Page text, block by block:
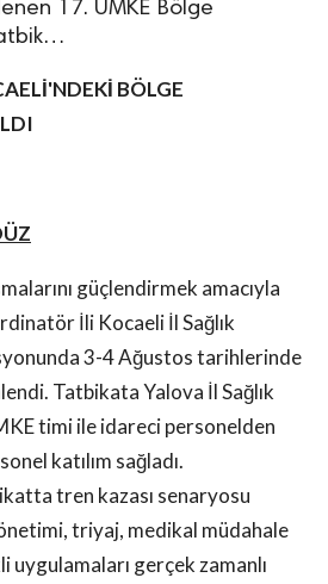
17. UMKE Bölge
BÖLGE
güçlendirmek amacıyla
İli Kocaeli İl Sağlık
3-4 Ağustos tarihlerinde
Tatbikata Yalova İl Sağlık
timi ile idareci personelden
katılım sağladı.
tren kazası senaryosu
triyaj, medikal müdahale
uygulamaları gerçek zamanlı